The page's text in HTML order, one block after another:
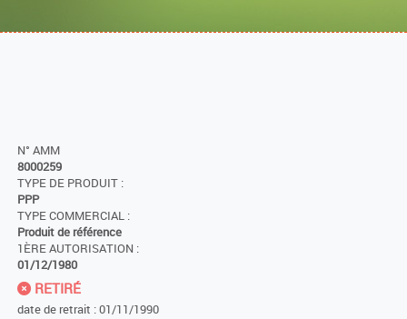
N° AMM
8000259
TYPE DE PRODUIT :
PPP
TYPE COMMERCIAL :
Produit de référence
1ÈRE AUTORISATION :
01/12/1980
RETIRÉ
date de retrait : 01/11/1990